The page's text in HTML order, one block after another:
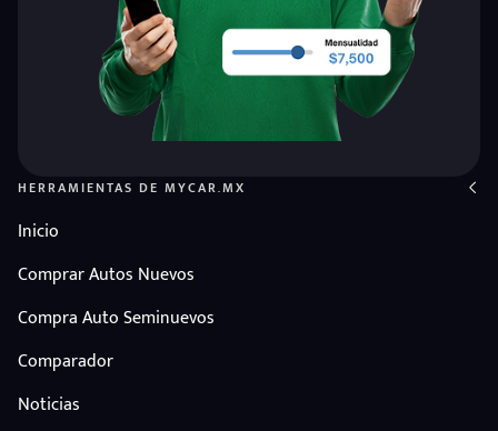
HERRAMIENTAS DE MYCAR.MX
Inicio
Comprar Autos Nuevos
Compra Auto Seminuevos
Comparador
Noticias